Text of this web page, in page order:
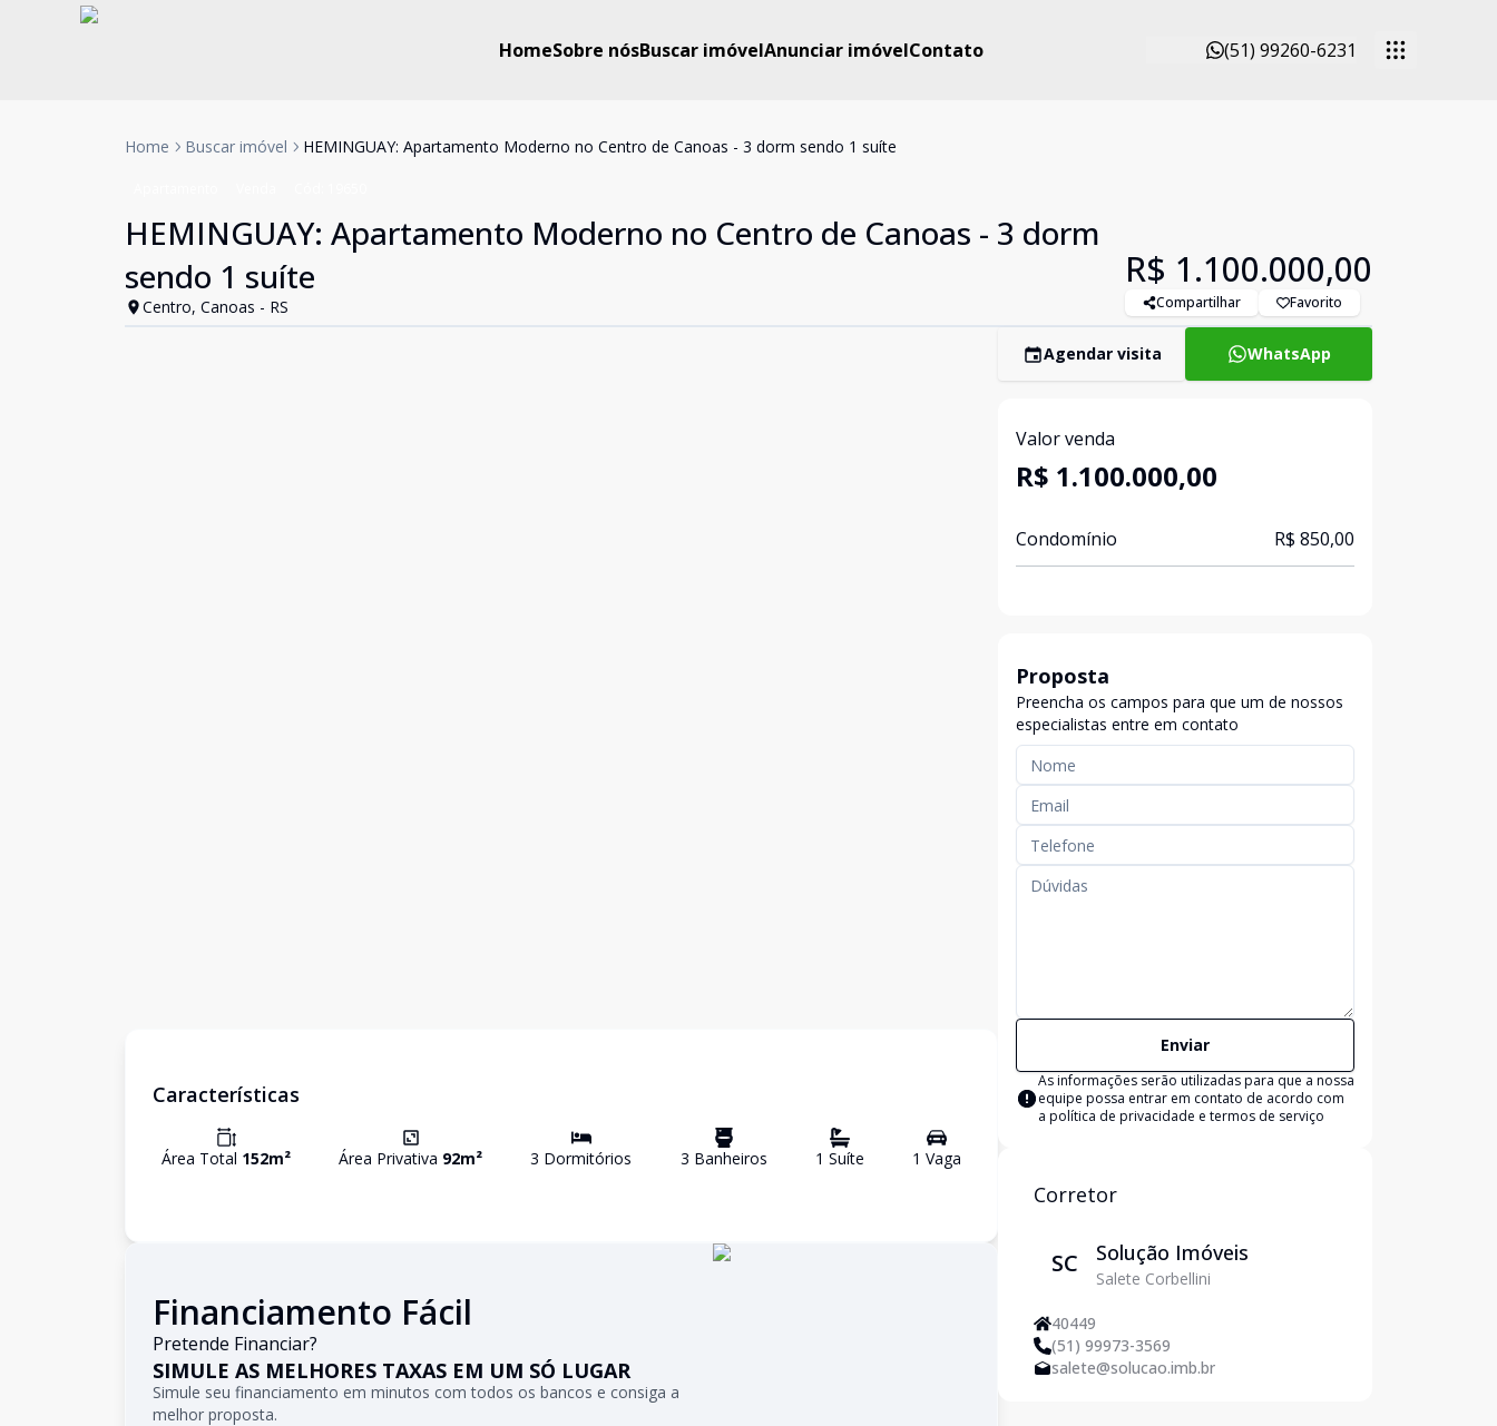
HomeSobre nósBuscar imóvelAnunciar imóvelContato (51) 99260-6231
Home Buscar imóvel HEMINGUAY: Apartamento Moderno no Centro de Canoas - 3 dorm sendo 1 suíte
HEMINGUAY: Apartamento Moderno no Centro de Canoas - 3 dorm
sendo 1 suíte
Centro, Canoas - RS
R$ 1.100.000,00
Compartilhar Favorito
Características
Área Total 152m² Área Privativa 92m² 3 Dormitórios 3 Banheiros 1 Suíte 1 Vaga
Financiamento Fácil
Pretende Financiar?
SIMULE AS MELHORES TAXAS EM UM SÓ LUGAR
Simule seu financiamento em minutos com todos os bancos e consiga a
melhor proposta.
Agendar visita WhatsApp
Valor venda
R$ 1.100.000,00
Condomínio R$ 850,00
Proposta
Preencha os campos para que um de nossos
especialistas entre em contato
Enviar
As informações serão utilizadas para que a nossa
equipe possa entrar em contato de acordo com
a política de privacidade e termos de serviço
Corretor
SC Solução Imóveis
Salete Corbellini
40449
(51) 99973-3569
salete@solucao.imb.br